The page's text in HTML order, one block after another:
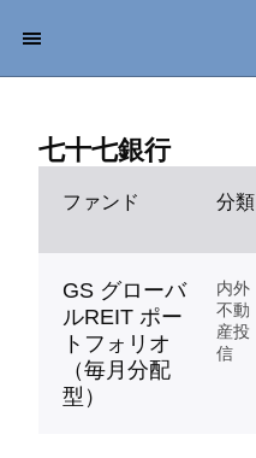
七十七銀行
ファンド 分類
GS グローバ
ルREIT ポー
トフォリオ
（毎月分配
型）
内外
不動
産投
信